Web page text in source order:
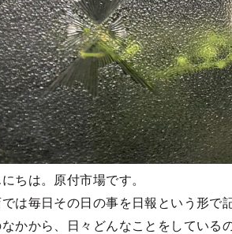
ちは。原付市場です。
では毎日その日の事を日報という形で
なかから、日々どんなことをしている